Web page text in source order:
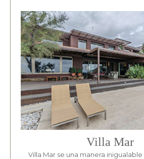
Villa Mar
Villa Mar se una manera